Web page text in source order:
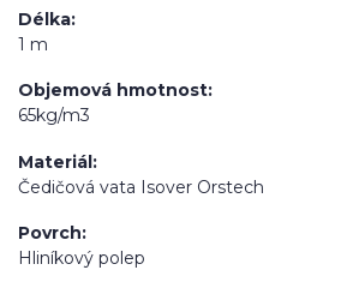
Délka
1 m
Objemová hmotnost
65kg/m3
Materiál
Čedičová vata Isover Orstech
Povrch
Hliníkový polep